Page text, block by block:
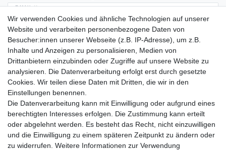
E-MAIL **
Hiermit bestätige ich, dass ich die Daten­schutz­erklärung
Einwilligung kann ich jederzeit widerrufen.**
Abonnieren
** Hierbei handelt es sich um ein Pflichtfeld.
Widerrufs­recht Widerrufs­formular Impressum
Daten­schutz­erklärung AGB Kontakt
Wir verwenden Cookies und ähnliche Technologien auf unserer
Website und verarbeiten personenbezogene Daten von
Besucher:innen unserer Webseite (z.B. IP-Adresse), um z.B.
Inhalte und Anzeigen zu personalisieren, Medien von
Drittanbietern einzubinden oder Zugriffe auf unsere Website zu
analysieren. Die Datenverarbeitung erfolgt erst durch gesetzte
Cookies. Wir teilen diese Daten mit Dritten, die wir in den
Einstellungen benennen.
Die Datenverarbeitung kann mit Einwilligung oder aufgrund eines
berechtigten Interesses erfolgen. Die Zustimmung kann erteilt
oder abgelehnt werden. Es besteht das Recht, nicht einzuwilligen
und die Einwilligung zu einem späteren Zeitpunkt zu ändern oder
zu widerrufen. Weitere Informationen zur Verwendung